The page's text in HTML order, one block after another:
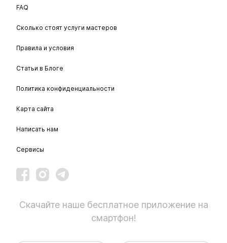
FAQ
Сколько стоят услуги мастеров
Правила и условия
Статьи в Блоге
Политика конфиденциальности
Карта сайта
Написать нам
Сервисы
Скачайте наше бесплатное приложение на
смартфон!